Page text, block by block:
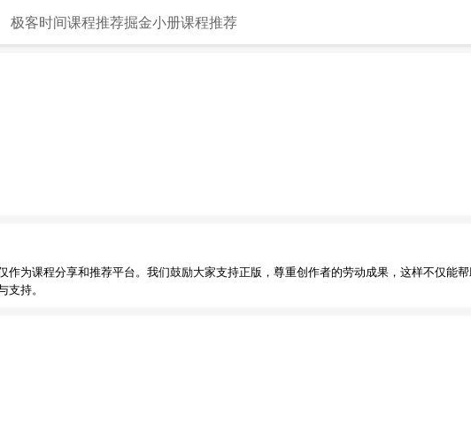
极客时间课程推荐掘金小册课程推荐
为课程分享和推荐平台。我们鼓励大家支持正版，尊重创作者的劳动成果，这样不仅能
持。